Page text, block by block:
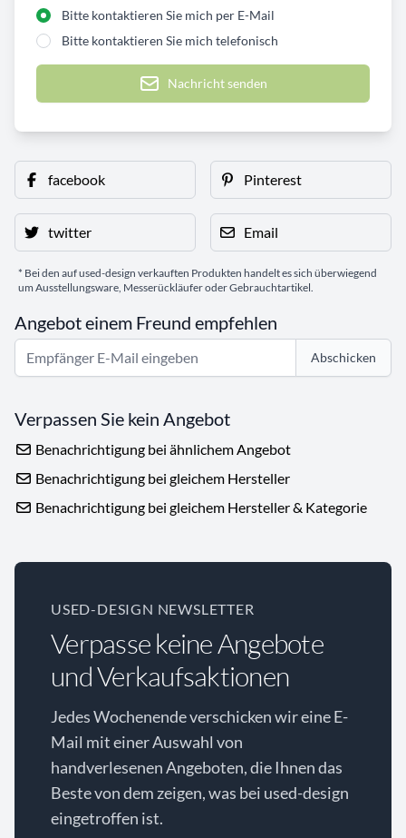
Bitte kontaktieren Sie mich per E-Mail
Bitte kontaktieren Sie mich telefonisch
Nachricht senden
facebook Pinterest
twitter Email
* Bei den auf used-design verkauften Produkten handelt es sich überwiegend
um Ausstellungsware, Messerückläufer oder Gebrauchtartikel.
Angebot einem Freund empfehlen
Abschicken
Verpassen Sie kein Angebot
Benachrichtigung bei ähnlichem Angebot
Benachrichtigung bei gleichem Hersteller
Benachrichtigung bei gleichem Hersteller & Kategorie
USED-DESIGN NEWSLETTER
Verpasse keine Angebote
und Verkaufsaktionen
Jedes Wochenende verschicken wir eine E-
Mail mit einer Auswahl von
handverlesenen Angeboten, die Ihnen das
Beste von dem zeigen, was bei used-design
eingetroffen ist.